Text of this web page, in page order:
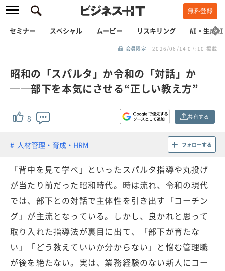
無料登録
セミナー スペシャル ムービー リスキリング AI・生成AI
会員限定 2026/06/14 07:10 掲載
昭和の「スパルタ」か令和の「対話」か
──部下を本気にさせる“正しい教え方”
8 共有する
人材管理・育成・HRM フォローする
「背中を見て学べ」といったスパルタ指導や丸投げ
が当たり前だった昭和時代。時は流れ、令和の現代
では、部下との対話で主体性を引き出す「コーチン
グ」が主流となっている。しかし、良かれと思って
取り入れた指導法が裏目に出て、「部下が育たな
い」「どう教えていいか分からない」と悩む管理職
が後を絶たない。実は、業務経験のない新人にコー